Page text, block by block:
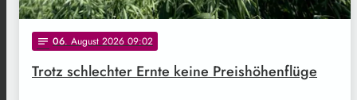
notes 06. August 2026 09:02
Trotz schlechter Ernte keine Preishöhenflüge